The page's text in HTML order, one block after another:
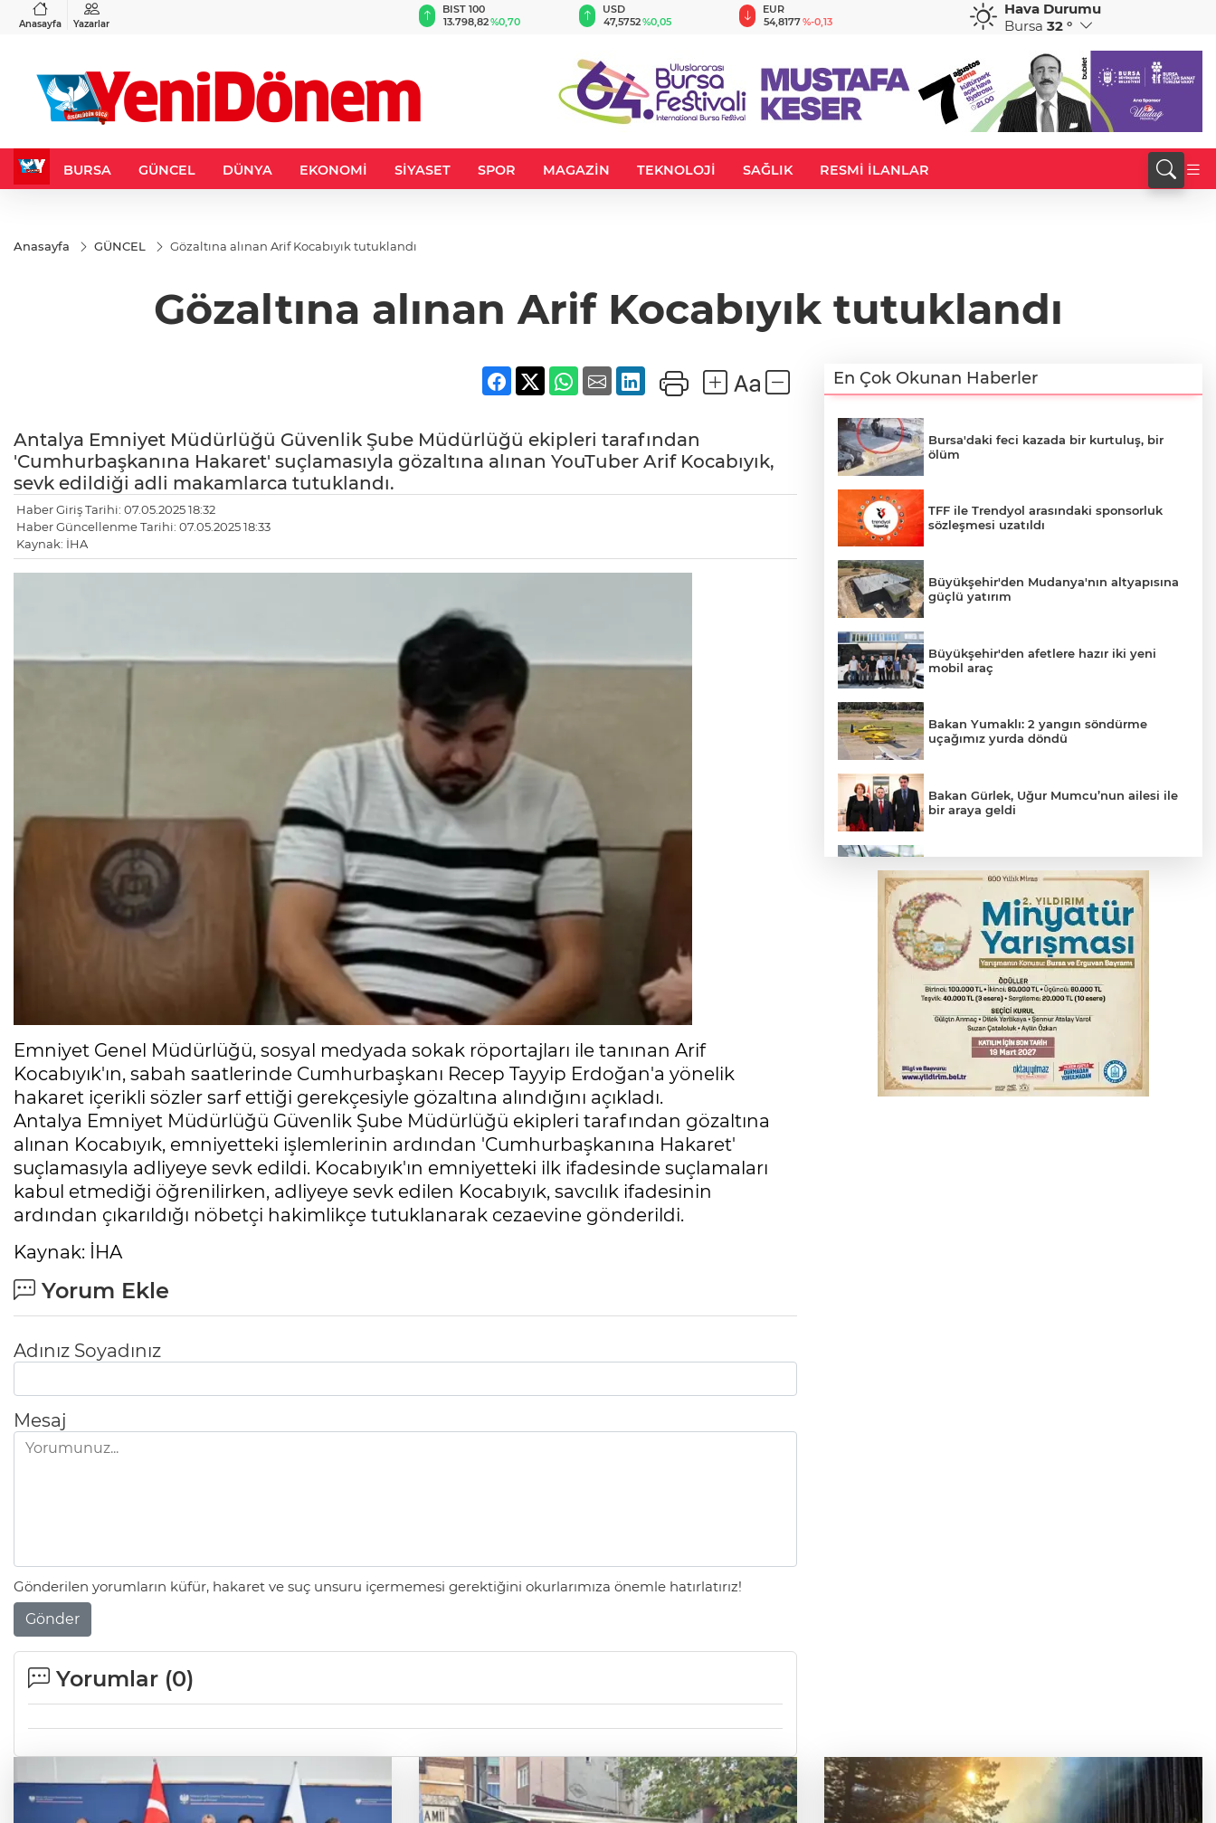
Anasayfa Yazarlar
%0,37
BIST 100
13.798,82%0,70
USD
47,5752%0,05
EUR
54,8177%-0,13 %-0,05
CHF
58,5313
Hava Durumu
Bursa 32 °
BURSA GÜNCEL DÜNYA EKONOMİ SİYASET SPOR MAGAZİN TEKNOLOJİ SAĞLIK RESMİ İLANLAR
Anasayfa GÜNCEL Gözaltına alınan Arif Kocabıyık tutuklandı
Gözaltına alınan Arif Kocabıyık tutuklandı
Antalya Emniyet Müdürlüğü Güvenlik Şube Müdürlüğü ekipleri tarafından
'Cumhurbaşkanına Hakaret' suçlamasıyla gözaltına alınan YouTuber Arif Kocabıyık,
sevk edildiği adli makamlarca tutuklandı.
Haber Giriş Tarihi: 07.05.2025 18:32
Haber Güncellenme Tarihi: 07.05.2025 18:33
Kaynak: İHA
Emniyet Genel Müdürlüğü, sosyal medyada sokak röportajları ile tanınan Arif
Kocabıyık'ın, sabah saatlerinde Cumhurbaşkanı Recep Tayyip Erdoğan'a yönelik
hakaret içerikli sözler sarf ettiği gerekçesiyle gözaltına alındığını açıkladı.
Antalya Emniyet Müdürlüğü Güvenlik Şube Müdürlüğü ekipleri tarafından gözaltına
alınan Kocabıyık, emniyetteki işlemlerinin ardından 'Cumhurbaşkanına Hakaret'
suçlamasıyla adliyeye sevk edildi. Kocabıyık'ın emniyetteki ilk ifadesinde suçlamaları
kabul etmediği öğrenilirken, adliyeye sevk edilen Kocabıyık, savcılık ifadesinin
ardından çıkarıldığı nöbetçi hakimlikçe tutuklanarak cezaevine gönderildi.
Kaynak: İHA
Yorum Ekle
Adınız Soyadınız
Mesaj
Gönderilen yorumların küfür, hakaret ve suç unsuru içermemesi gerektiğini okurlarımıza önemle hatırlatırız!
Gönder
Yorumlar (0)
En Çok Okunan Haberler
Bursa'daki feci kazada bir kurtuluş, bir
ölüm
TFF ile Trendyol arasındaki sponsorluk
sözleşmesi uzatıldı
Büyükşehir'den Mudanya'nın altyapısına
güçlü yatırım
Büyükşehir'den afetlere hazır iki yeni
mobil araç
Bakan Yumaklı: 2 yangın söndürme
uçağımız yurda döndü
Bakan Gürlek, Uğur Mumcu’nun ailesi ile
bir araya geldi
yansıyacak mı?
YENİ Parti Genel Başkanı Özel'den
Çerçeve Yasa yorumu
Serbest piyasada döviz fiyatları
Serbest piyasada altın fiyatları...